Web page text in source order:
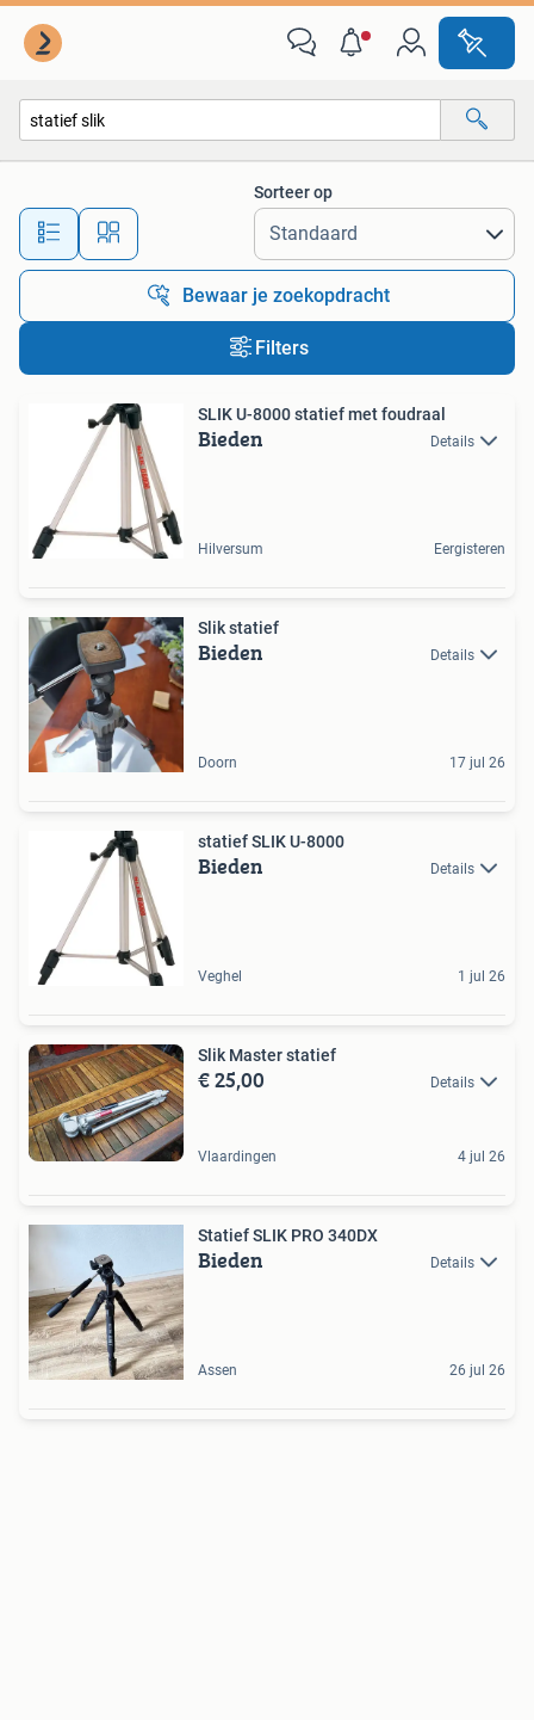
Alle afstanden…
Sorteer op
Bewaar je zoekopdracht
Filters
SLIK U-8000 statief met foudraal
Bieden Details
Hilversum Eergisteren
Slik statief
Bieden Details
Doorn 17 jul 26
statief SLIK U-8000
Bieden Details
Veghel 1 jul 26
Slik Master statief
€ 25,00 Details
Vlaardingen 4 jul 26
Statief SLIK PRO 340DX
Bieden Details
Assen 26 jul 26